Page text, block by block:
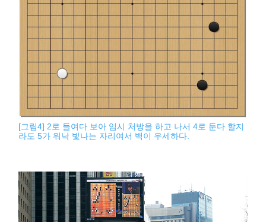
[그림4] 2로 들여다 보아 임시 처방을 하고 나서 4로 둔다 할지
라도 5가 워낙 빛나는 자리여서 백이 우세하다.